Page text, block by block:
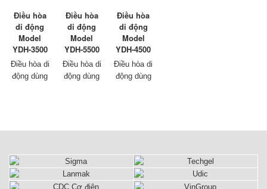
Điều hòa
di động
Model
YDH-3500
Điều hòa di
động dùng
cho công
nghiệp đặt
ở vị trí kỹ
Điều hòa
di động
Model
YDH-5500
Điều hòa di
động dùng
cho công
nghiệp đặt
ở vị trí kỹ
Điều hòa
di động
Model
YDH-4500
Điều hòa di
độngdùng
cho công
nghiệp đặt
ở vị trí kỹ